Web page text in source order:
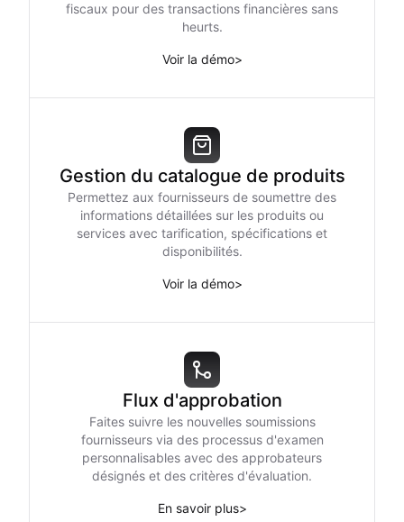
fiscaux pour des transactions financières sans
heurts.
Voir la démo>
Gestion du catalogue de produits
Permettez aux fournisseurs de soumettre des
informations détaillées sur les produits ou
services avec tarification, spécifications et
disponibilités.
Voir la démo>
Flux d'approbation
Faites suivre les nouvelles soumissions
fournisseurs via des processus d'examen
personnalisables avec des approbateurs
désignés et des critères d'évaluation.
En savoir plus>